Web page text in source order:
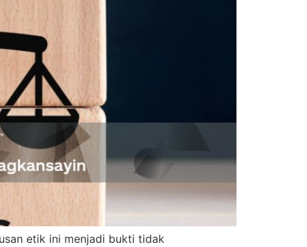
etik ini menjadi bukti tidak